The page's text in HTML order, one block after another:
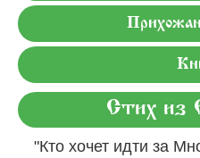
Стих из
"Кто хочет идти за